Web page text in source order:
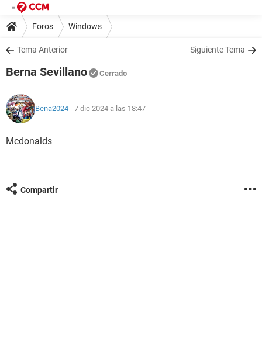
Foros Windows
Tema Anterior Siguiente Tema
Berna Sevillano Cerrado
Bena2024 - 7 dic 2024 a las 18:47
Mcdonalds
Compartir